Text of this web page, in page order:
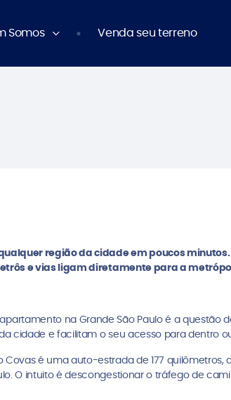
Somos Venda seu terreno
região da cidade em poucos
e vias ligam diretamente para a
na Grande São Paulo é a questão
cidade e facilitam o seu acesso para dentro
é uma auto-estrada de 177
O intuito é descongestionar o tráfego de